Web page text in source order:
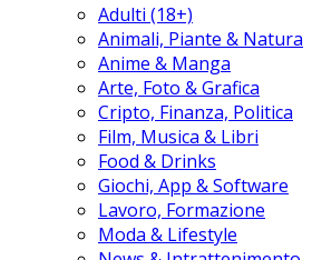
Adulti (18+)
Animali, Piante & Natura
Anime & Manga
Arte, Foto & Grafica
Cripto, Finanza, Politica
Film, Musica & Libri
Food & Drinks
Giochi, App & Software
Lavoro, Formazione
Moda & Lifestyle